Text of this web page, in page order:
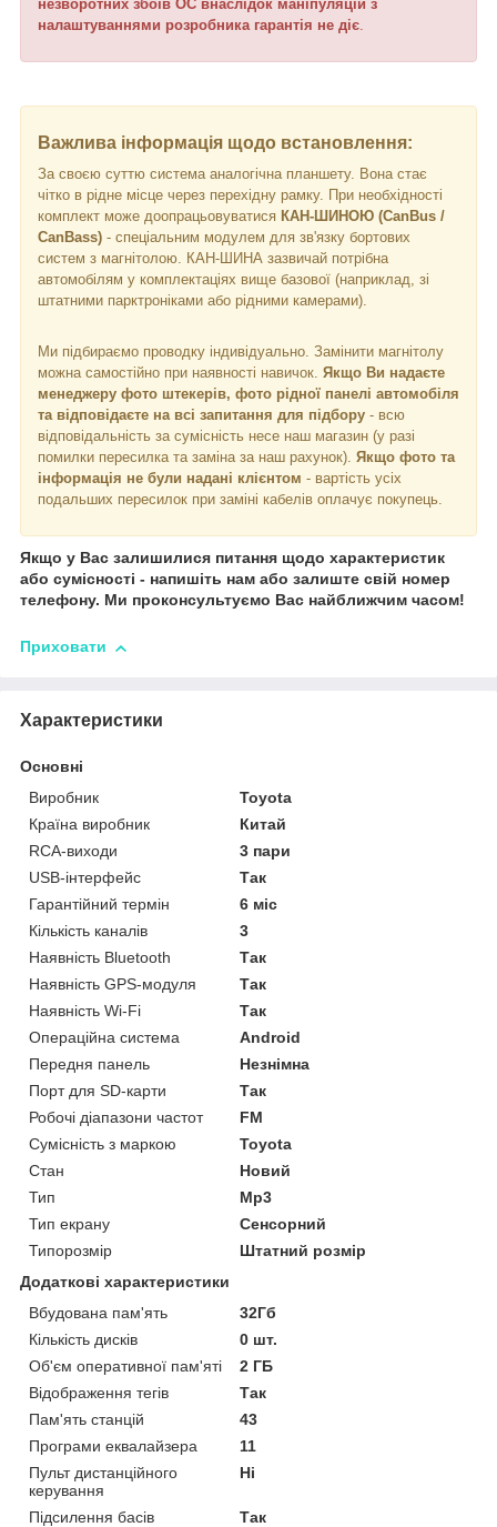
незворотних збоїв ОС внаслідок маніпуляцій з
налаштуваннями розробника гарантія не діє.
Важлива інформація щодо встановлення:
За своєю суттю система аналогічна планшету. Вона стає
чітко в рідне місце через перехідну рамку. При необхідності
комплект може доопрацьовуватися КАН-ШИНОЮ (CanBus /
CanBass) - спеціальним модулем для зв'язку бортових
систем з магнітолою. КАН-ШИНА зазвичай потрібна
автомобілям у комплектаціях вище базової (наприклад, зі
штатними парктроніками або рідними камерами).
Ми підбираємо проводку індивідуально. Замінити магнітолу
можна самостійно при наявності навичок. Якщо Ви надаєте
менеджеру фото штекерів, фото рідної панелі автомобіля
та відповідаєте на всі запитання для підбору - всю
відповідальність за сумісність несе наш магазин (у разі
помилки пересилка та заміна за наш рахунок). Якщо фото та
інформація не були надані клієнтом - вартість усіх
подальших пересилок при заміні кабелів оплачує покупець.
Якщо у Вас залишилися питання щодо характеристик
або сумісності - напишіть нам або залиште свій номер
телефону. Ми проконсультуємо Вас найближчим часом!
Приховати
Характеристики
Основні
Виробник
Toyota
Країна виробник
Китай
RCA-виходи
3 пари
USB-інтерфейс
Так
Гарантійний термін
6 міс
Кількість каналів
3
Наявність Bluetooth
Так
Наявність GPS-модуля
Так
Наявність Wi-Fi
Так
Операційна система
Android
Передня панель
Незнімна
Порт для SD-карти
Так
Робочі діапазони частот
FM
Сумісність з маркою
Toyota
Стан
Новий
Тип
Mp3
Тип екрану
Сенсорний
Типорозмір
Штатний розмір
Додаткові характеристики
Вбудована пам'ять
32Гб
Кількість дисків
0 шт.
Об'єм оперативної пам'яті
2 ГБ
Відображення тегів
Так
Пам'ять станцій
43
Програми еквалайзера
11
Пульт дистанційного
керування
Ні
Підсилення басів
Так